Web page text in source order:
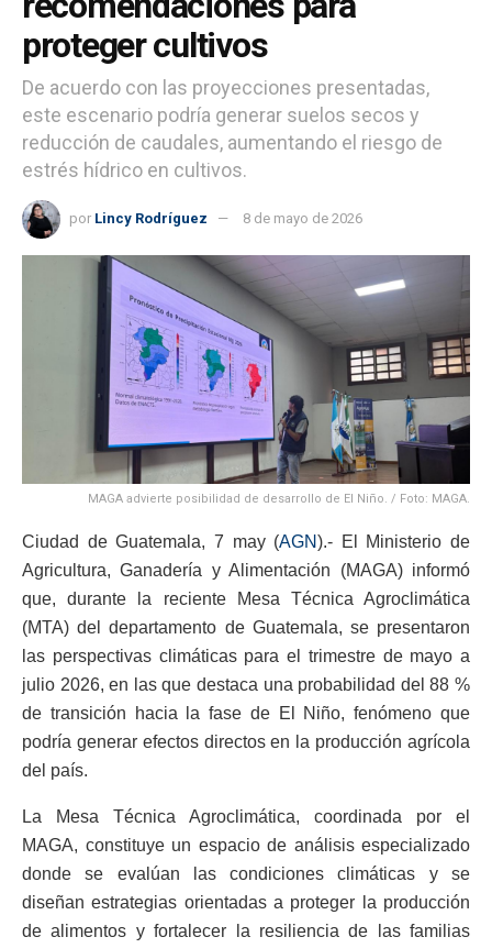
proteger cultivos
De acuerdo con las proyecciones presentadas,
este escenario podría generar suelos secos y
reducción de caudales, aumentando el riesgo de
estrés hídrico en cultivos.
por Lincy Rodríguez 8 de mayo de 2026
MAGA advierte posibilidad de desarrollo de El Niño. / Foto: MAGA.
Ciudad de Guatemala, 7 may (AGN).- El Ministerio de
Agricultura, Ganadería y Alimentación (MAGA) informó
que, durante la reciente Mesa Técnica Agroclimática
(MTA) del departamento de Guatemala, se presentaron
las perspectivas climáticas para el trimestre de mayo a
julio 2026, en las que destaca una probabilidad del 88 %
de transición hacia la fase de El Niño, fenómeno que
podría generar efectos directos en la producción agrícola
del país.
La Mesa Técnica Agroclimática, coordinada por el
MAGA, constituye un espacio de análisis especializado
donde se evalúan las condiciones climáticas y se
diseñan estrategias orientadas a proteger la producción
de alimentos y fortalecer la resiliencia de las familias